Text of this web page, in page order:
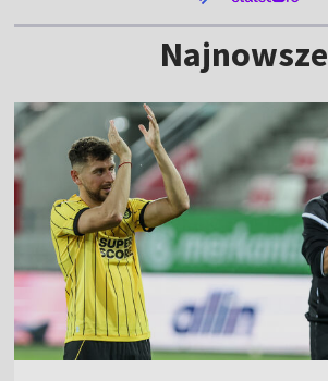
Najnowsze